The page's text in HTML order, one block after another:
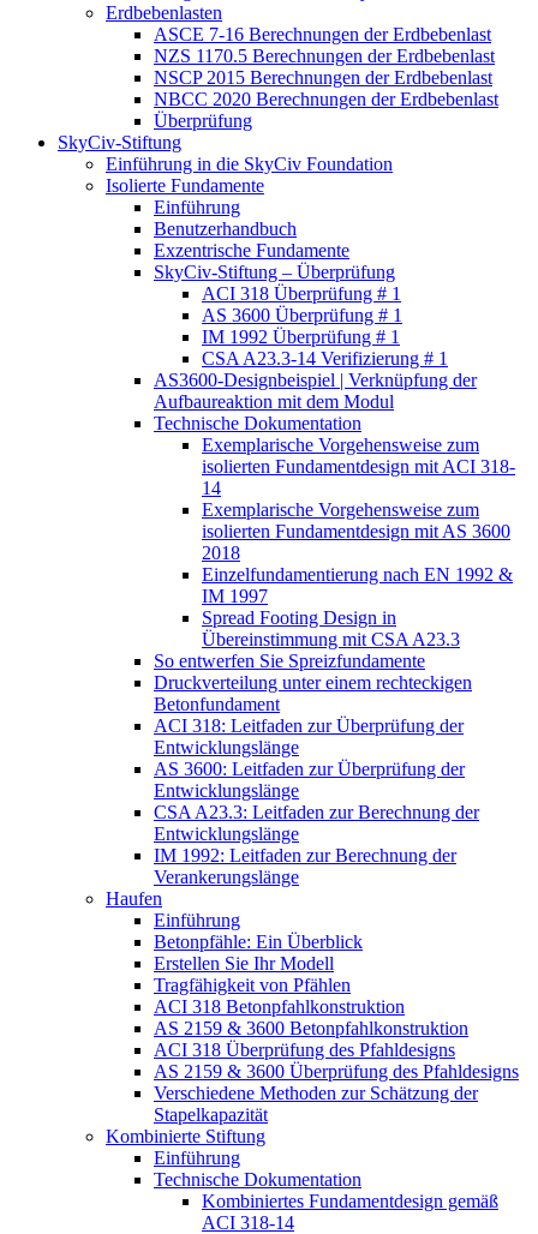
Erdbebenlasten
ASCE 7-16 Berechnungen der Erdbebenlast
NZS 1170.5 Berechnungen der Erdbebenlast
NSCP 2015 Berechnungen der Erdbebenlast
NBCC 2020 Berechnungen der Erdbebenlast
Überprüfung
SkyCiv-Stiftung
Einführung in die SkyCiv Foundation
Isolierte Fundamente
Einführung
Benutzerhandbuch
Exzentrische Fundamente
SkyCiv-Stiftung – Überprüfung
ACI 318 Überprüfung # 1
AS 3600 Überprüfung # 1
IM 1992 Überprüfung # 1
CSA A23.3-14 Verifizierung # 1
AS3600-Designbeispiel | Verknüpfung der
Aufbaureaktion mit dem Modul
Technische Dokumentation
Exemplarische Vorgehensweise zum
isolierten Fundamentdesign mit ACI 318-
14
Exemplarische Vorgehensweise zum
isolierten Fundamentdesign mit AS 3600
2018
Einzelfundamentierung nach EN 1992 &
IM 1997
Spread Footing Design in
Übereinstimmung mit CSA A23.3
So entwerfen Sie Spreizfundamente
Druckverteilung unter einem rechteckigen
Betonfundament
ACI 318: Leitfaden zur Überprüfung der
Entwicklungslänge
AS 3600: Leitfaden zur Überprüfung der
Entwicklungslänge
CSA A23.3: Leitfaden zur Berechnung der
Entwicklungslänge
IM 1992: Leitfaden zur Berechnung der
Verankerungslänge
Haufen
Einführung
Betonpfähle: Ein Überblick
Erstellen Sie Ihr Modell
Tragfähigkeit von Pfählen
ACI 318 Betonpfahlkonstruktion
AS 2159 & 3600 Betonpfahlkonstruktion
ACI 318 Überprüfung des Pfahldesigns
AS 2159 & 3600 Überprüfung des Pfahldesigns
Verschiedene Methoden zur Schätzung der
Stapelkapazität
Kombinierte Stiftung
Einführung
Technische Dokumentation
Kombiniertes Fundamentdesign gemäß
ACI 318-14